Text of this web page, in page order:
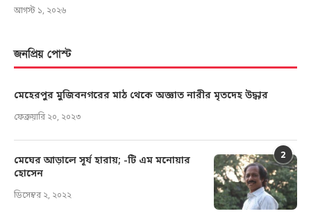
আগস্ট ১, ২০২৬
জনপ্রিয় পোস্ট
মেহেরপুর মুজিবনগরের মাঠ থেকে অজ্ঞাত নারীর মৃতদেহ উদ্ধার
ফেব্রুয়ারি ২০, ২০২৩
2
মেঘের আড়ালে সূর্য হারায়; -টি এম মনোয়ার
হোসেন
ডিসেম্বর ২, ২০২২